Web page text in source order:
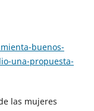
buenos-
una-propuesta-
las mujeres